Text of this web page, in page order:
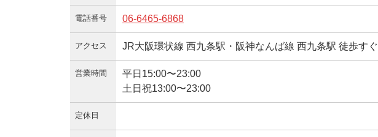
電話番号 06-6465-6868
アクセス JR大阪環状線 西九条駅・阪神なんば線 西九条駅 徒歩すぐ
営業時間
平日15:00〜23:00
土日祝13:00〜23:00
定休日